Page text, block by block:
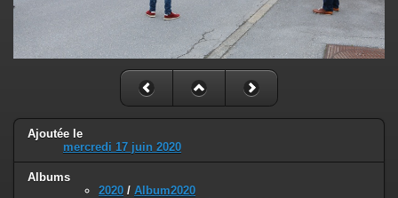
Ajoutée le
mercredi 17 juin 2020
Albums
2020 / Album2020